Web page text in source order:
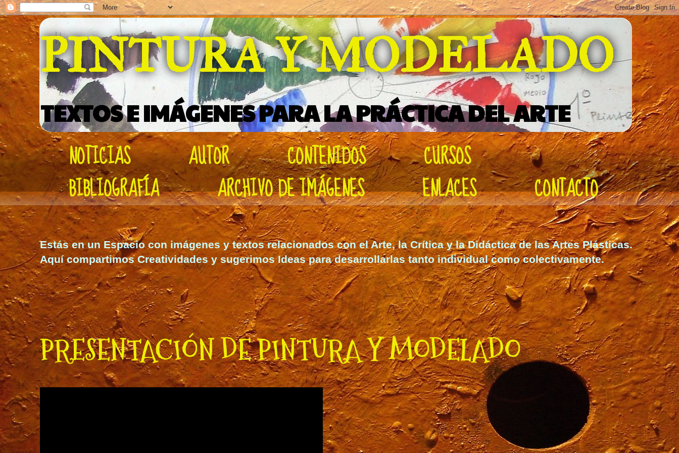
PINTURA Y MODELADO
TEXTOS E IMÁGENES PARA LA PRÁCTICA DEL ARTE
NOTICIAS AUTOR CONTENIDOS
CURSOS
BIBLIOGRAFÍA
ARCHIVO DE IMÁGENES ENLACES CONTACTO
Estás en un Espacio con imágenes y textos relacionados con el Arte, la Crítica y la Didáctica de las Artes Plásticas.
Aquí compartimos Creatividades y sugerimos Ideas para desarrollarlastanto individual como colectivamente.
PRESENTACIÓN DE PINTURA Y MODELADO